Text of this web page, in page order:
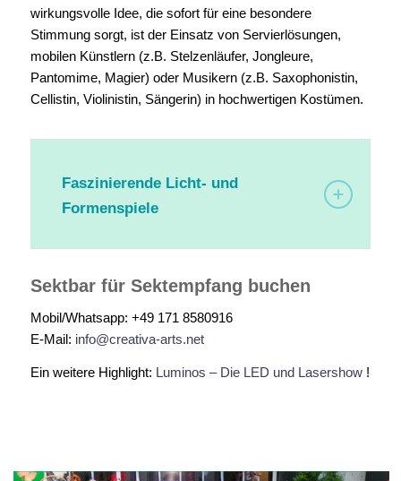
wirkungsvolle Idee, die sofort für eine besondere
Stimmung sorgt, ist der Einsatz von Servierlösungen,
mobilen Künstlern (z.B. Stelzenläufer, Jongleure,
Pantomime, Magier) oder Musikern (z.B. Saxophonistin,
Cellistin, Violinistin, Sängerin) in hochwertigen Kostümen.
Faszinierende Licht- und
Formenspiele
Sektbar für Sektempfang buchen
Mobil/Whatsapp: +49 171 8580916
E-Mail: info@creativa-arts.net
Ein weitere Highlight: Luminos – Die LED und Lasershow!